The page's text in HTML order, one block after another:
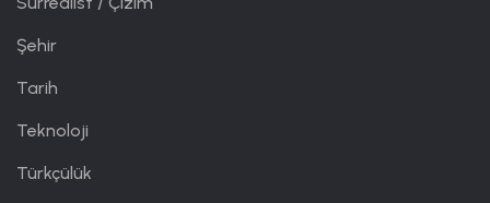
Şehir
Tarih
Teknoloji
Türkçülük